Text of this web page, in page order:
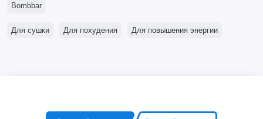
Bombbar
Для сушки Для похудения Для повышения энергии